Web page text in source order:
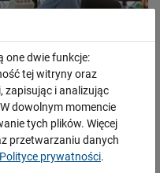
dodatkowe
ruchu kolejowego
one dwie funkcje:
tej witryny oraz
zapisując i analizując
dowolnym momencie
tych plików. Więcej
przetwarzaniu danych
Polityce prywatności.